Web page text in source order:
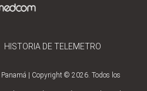
HISTORIA DE TELEMETRO
Panamá | Copyright © 2026. Todos los